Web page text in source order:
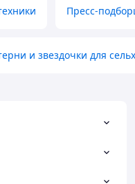
Пресс-
и звездочки для